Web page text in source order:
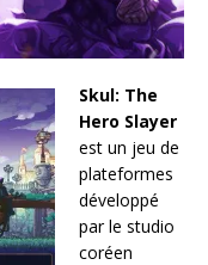
Skul: The
Hero Slayer
est un jeu de
plateformes
développé
par le studio
coréen